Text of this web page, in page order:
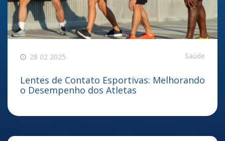
28 02 2025 Saúde
Lentes de Contato Esportivas: Melhorando
o Desempenho dos Atletas